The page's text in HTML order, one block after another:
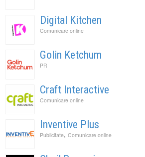
Digital Kitchen
Comunicare online
Golin Ketchum
PR
Craft Interactive
Comunicare online
Inventive Plus
Publicitate, Comunicare online